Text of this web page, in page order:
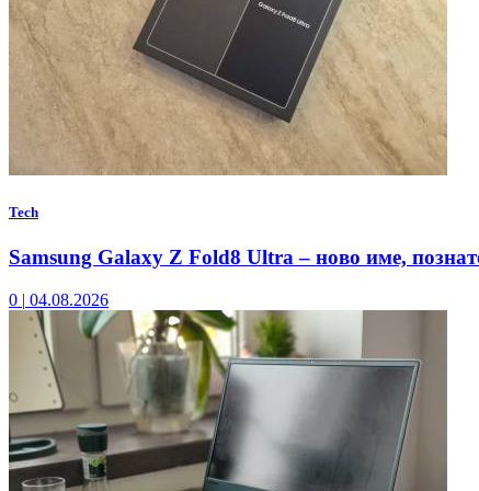
Tech
Samsung Galaxy Z Fold8 Ultra – ново име,
0 | 04.08.2026